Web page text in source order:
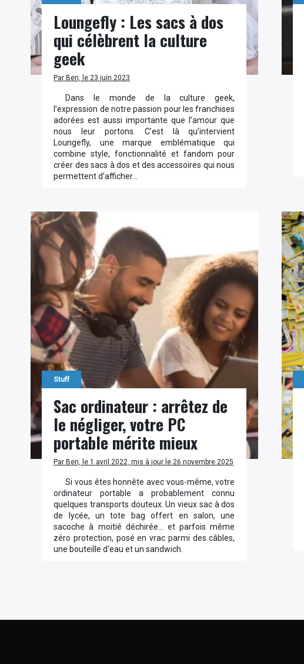
Loungefly : Les sacs à dos
qui célèbrent la culture
geek
Par Ben, le 23 juin 2023
Dans le monde de la culture geek,
l’expression de notre passion pour les franchises
adorées est aussi importante que l’amour que
nous leur portons. C’est là qu’intervient
Loungefly, une marque emblématique qui
combine style, fonctionnalité et fandom pour
créer des sacs à dos et des accessoires qui nous
permettent d’afficher…
Stuff
Sac ordinateur : arrêtez de
le négliger, votre PC
portable mérite mieux
Par Ben, le 1 avril 2022, mis à jour le 26 novembre 2025
Si vous êtes honnête avec vous-même, votre
ordinateur portable a probablement connu
quelques transports douteux. Un vieux sac à dos
de lycée, un tote bag offert en salon, une
sacoche à moitié déchirée… et parfois même
zéro protection, posé en vrac parmi des câbles,
une bouteille d’eau et un sandwich.